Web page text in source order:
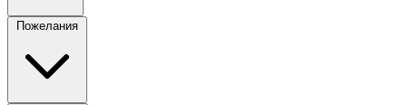
Пожелания